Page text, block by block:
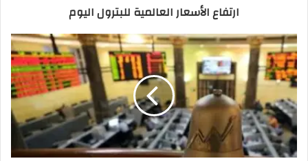
ارتفاع الأسعار العالمية للبترول اليوم